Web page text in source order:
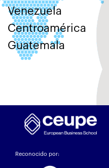
Venezuela
Centroamérica
Guatemala
Reconocido por: